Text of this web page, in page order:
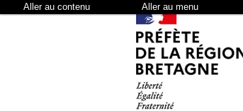
Aller au contenu Aller au menu